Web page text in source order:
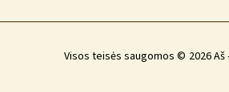
Visos teisės saugomos © 2026 Aš